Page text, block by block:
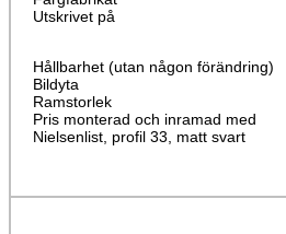
Utskrivet på
Hållbarhet (utan någon förändring)
Bildyta
Ramstorlek
Pris monterad och inramad med
Nielsenlist, profil 33, matt svart